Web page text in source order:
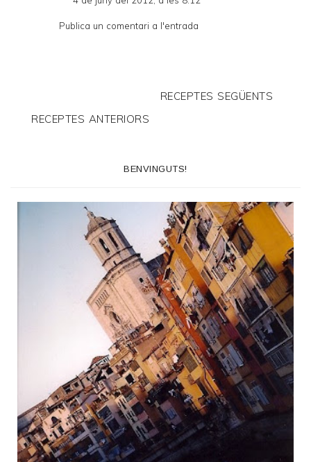
Publica un comentari a l'entrada
RECEPTES SEGÜENTS
RECEPTES ANTERIORS
BENVINGUTS!